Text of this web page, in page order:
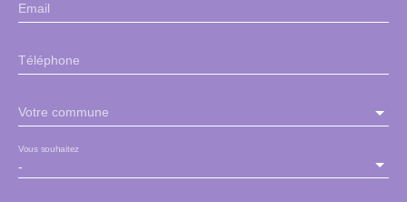
Email
Téléphone
Votre commune
-
Vous souhaitez